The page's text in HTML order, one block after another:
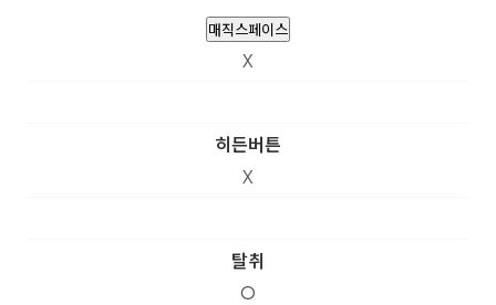
매직스페이스
X
히든버튼
X
탈취
O